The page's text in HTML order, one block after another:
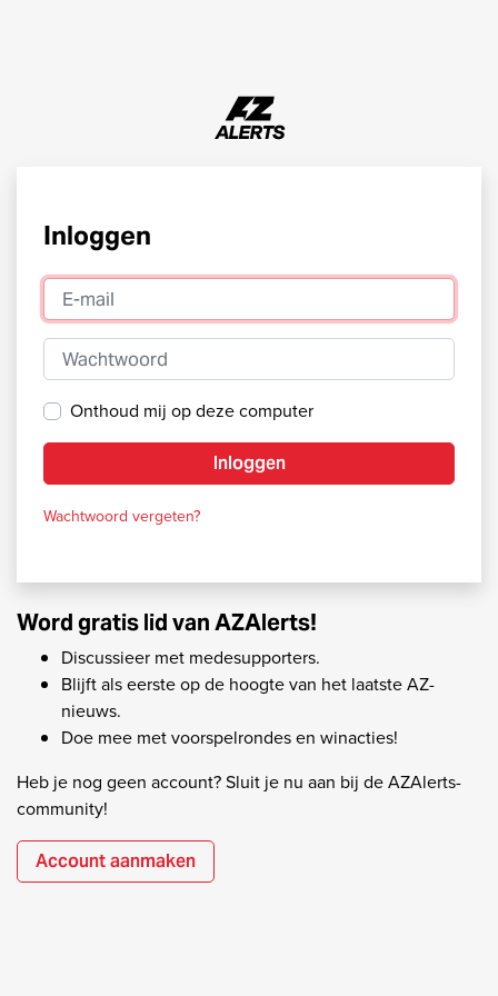
Inloggen
E-mail
Wachtwoord
Onthoud mij op deze computer
Inloggen
Wachtwoord vergeten?
Word gratis lid van AZAlerts!
Discussieer met medesupporters.
Blijft als eerste op de hoogte van het laatste AZ-
nieuws.
Doe mee met voorspelrondes en winacties!
Heb je nog geen account? Sluit je nu aan bij de AZAlerts-
community!
Account aanmaken